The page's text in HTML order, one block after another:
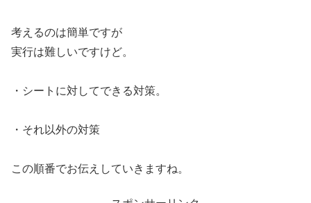
考えるのは簡単ですが
実行は難しいですけど。
・シートに対してできる対策。
・それ以外の対策
この順番でお伝えしていきますね。